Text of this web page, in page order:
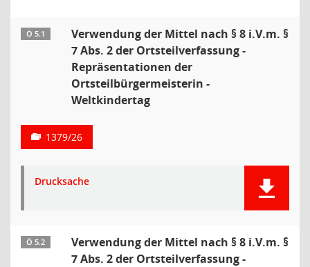
Ö 5.1
Verwendung der Mittel nach § 8 i.V.m. §
7 Abs. 2 der Ortsteilverfassung -
Repräsentationen der
Ortsteilbürgermeisterin -
Weltkindertag
1379/26
Drucksache
Ö 5.2
Verwendung der Mittel nach § 8 i.V.m. §
7 Abs. 2 der Ortsteilverfassung -